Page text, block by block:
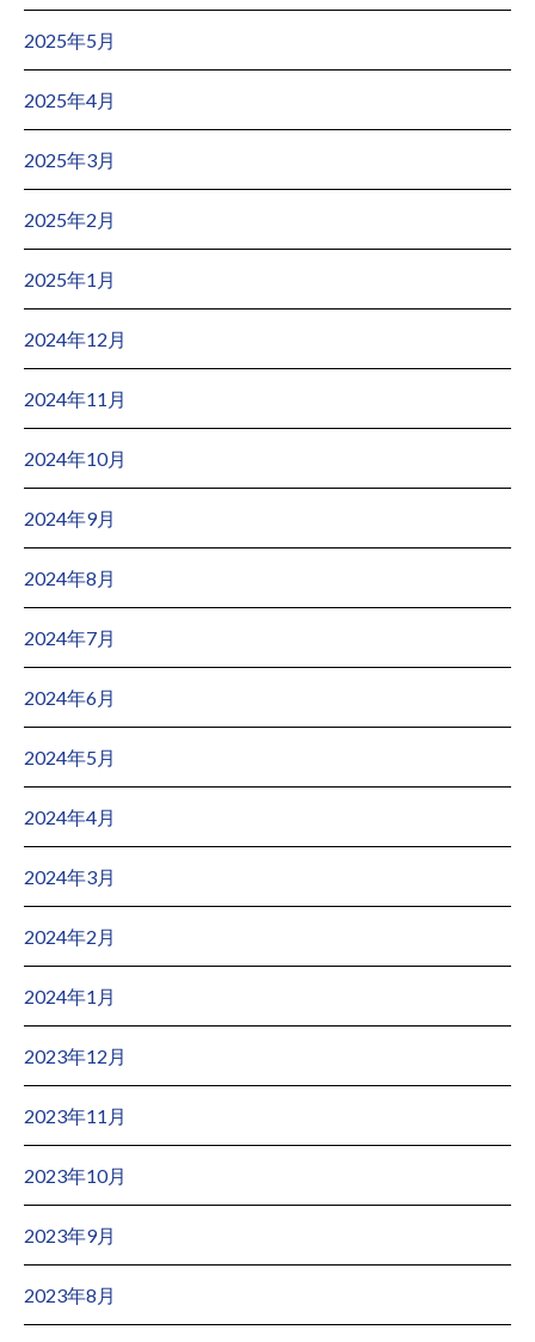
2025年5月
2025年4月
2025年3月
2025年2月
2025年1月
2024年12月
2024年11月
2024年10月
2024年9月
2024年8月
2024年7月
2024年6月
2024年5月
2024年4月
2024年3月
2024年2月
2024年1月
2023年12月
2023年11月
2023年10月
2023年9月
2023年8月